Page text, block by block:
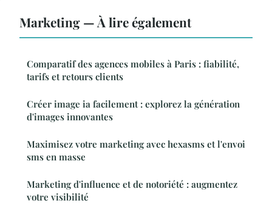
Marketing — À lire également
Comparatif des agences mobiles à Paris : fiabilité,
tarifs et retours clients
Créer image ia facilement : explorez la génération
d'images innovantes
Maximisez votre marketing avec hexasms et l'envoi
sms en masse
Marketing d'influence et de notoriété : augmentez
votre visibilité